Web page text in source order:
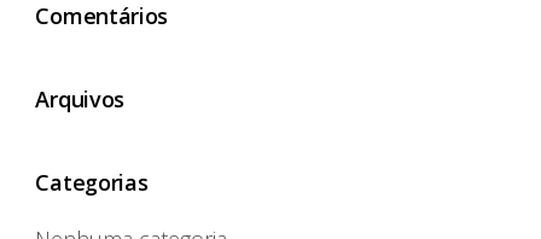
Comentários
Arquivos
Categorias